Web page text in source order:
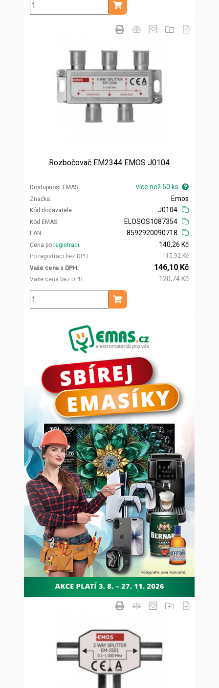
ks
Přidat do košíku
Rozbočovač EM2344 EMOS J0104
Dostupnost EMAS více než 50 ks
Značka
Kód dodavatele
Emos
J0104
Kód EMAS
EAN
ELOSOS1087354
8592920090718
Cena po registraci
Po registraci bez DPH
140,26 Kč
115,92 Kč
Vaše cena s DPH
Vaše cena bez DPH
146,10 Kč
120,74 Kč
ks
Přidat do košíku